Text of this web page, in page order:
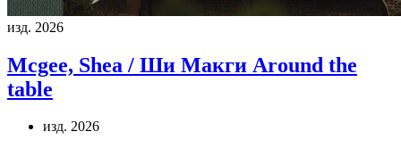
изд. 2026
Mcgee, Shea / Ши Макги Around the
table
изд. 2026